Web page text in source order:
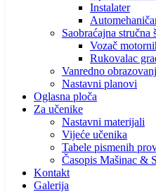
Instalater
Saobraćajna stručna
Vozač
Rukovalac
Vanredno
Nastavni planovi
Oglasna ploča
Za učenike
Nastavni materijali
Vijeće učenika
Tabele pismenih
Časopis Mašinac &
Kontakt
Galerija